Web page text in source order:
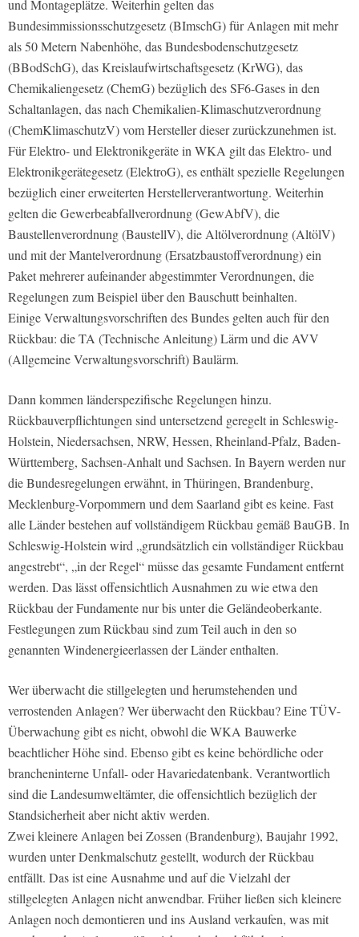
und Montageplätze. Weiterhin gelten das
Bundesimmissionsschutzgesetz (BImschG) für Anlagen mit mehr
als 50 Metern Nabenhöhe, das Bundesbodenschutzgesetz
(BBodSchG), das Kreislaufwirtschaftsgesetz (KrWG), das
Chemikaliengesetz (ChemG) bezüglich des SF6-Gases in den
Schaltanlagen, das nach Chemikalien-Klimaschutzverordnung
(ChemKlimaschutzV) vom Hersteller dieser zurückzunehmen ist.
Für Elektro- und Elektronikgeräte in WKA gilt das Elektro- und
Elektronikgerätegesetz (ElektroG), es enthält spezielle Regelungen
bezüglich einer erweiterten Herstellerverantwortung. Weiterhin
gelten die Gewerbeabfallverordnung (GewAbfV), die
Baustellenverordnung (BaustellV), die Altölverordnung (AltölV)
und mit der Mantelverordnung (Ersatzbaustoffverordnung) ein
Paket mehrerer aufeinander abgestimmter Verordnungen, die
Regelungen zum Beispiel über den Bauschutt beinhalten.
Einige Verwaltungsvorschriften des Bundes gelten auch für den
Rückbau: die TA (Technische Anleitung) Lärm und die AVV
(Allgemeine Verwaltungsvorschrift) Baulärm.
Dann kommen länderspezifische Regelungen hinzu.
Rückbauverpflichtungen sind untersetzend geregelt in Schleswig-
Holstein, Niedersachsen, NRW, Hessen, Rheinland-Pfalz, Baden-
Württemberg, Sachsen-Anhalt und Sachsen. In Bayern werden nur
die Bundesregelungen erwähnt, in Thüringen, Brandenburg,
Mecklenburg-Vorpommern und dem Saarland gibt es keine. Fast
alle Länder bestehen auf vollständigem Rückbau gemäß BauGB. In
Schleswig-Holstein wird „grundsätzlich ein vollständiger Rückbau
angestrebt“, „in der Regel“ müsse das gesamte Fundament entfernt
werden. Das lässt offensichtlich Ausnahmen zu wie etwa den
Rückbau der Fundamente nur bis unter die Geländeoberkante.
Festlegungen zum Rückbau sind zum Teil auch in den so
genannten Windenergieerlassen der Länder enthalten.
Wer überwacht die stillgelegten und herumstehenden und
verrostenden Anlagen? Wer überwacht den Rückbau? Eine TÜV-
Überwachung gibt es nicht, obwohl die WKA Bauwerke
beachtlicher Höhe sind. Ebenso gibt es keine behördliche oder
brancheninterne Unfall- oder Havariedatenbank. Verantwortlich
sind die Landesumweltämter, die offensichtlich bezüglich der
Standsicherheit aber nicht aktiv werden.
Zwei kleinere Anlagen bei Zossen (Brandenburg), Baujahr 1992,
wurden unter Denkmalschutz gestellt, wodurch der Rückbau
entfällt. Das ist eine Ausnahme und auf die Vielzahl der
stillgelegten Anlagen nicht anwendbar. Früher ließen sich kleinere
Anlagen noch demontieren und ins Ausland verkaufen, was mit